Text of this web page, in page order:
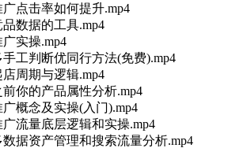
点击率如何提升.mp4
数据的工具.mp4
实操.mp4
工判断优同行方法(免费).mp4
周期与逻辑.mp4
你的产品属性分析.mp4
概念及实操(入门).mp4
流量底层逻辑和实操.mp4
数据资产管理和搜索流量分析.mp4